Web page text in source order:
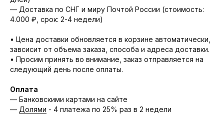
— Доставка по СНГ и миру Почтой России (стоимость:
4.000 ₽, срок: 2-4 недели)
• Цена доставки обновляется в корзине автоматически,
завсисит от объема заказа, способа и адреса доставки.
• Просим принять во внимание, заказ отправляется на
следующий день после оплаты.
Оплата
— Банковскими картами на сайте
— Долями - 4 платежа по 25% раз в 2 недели